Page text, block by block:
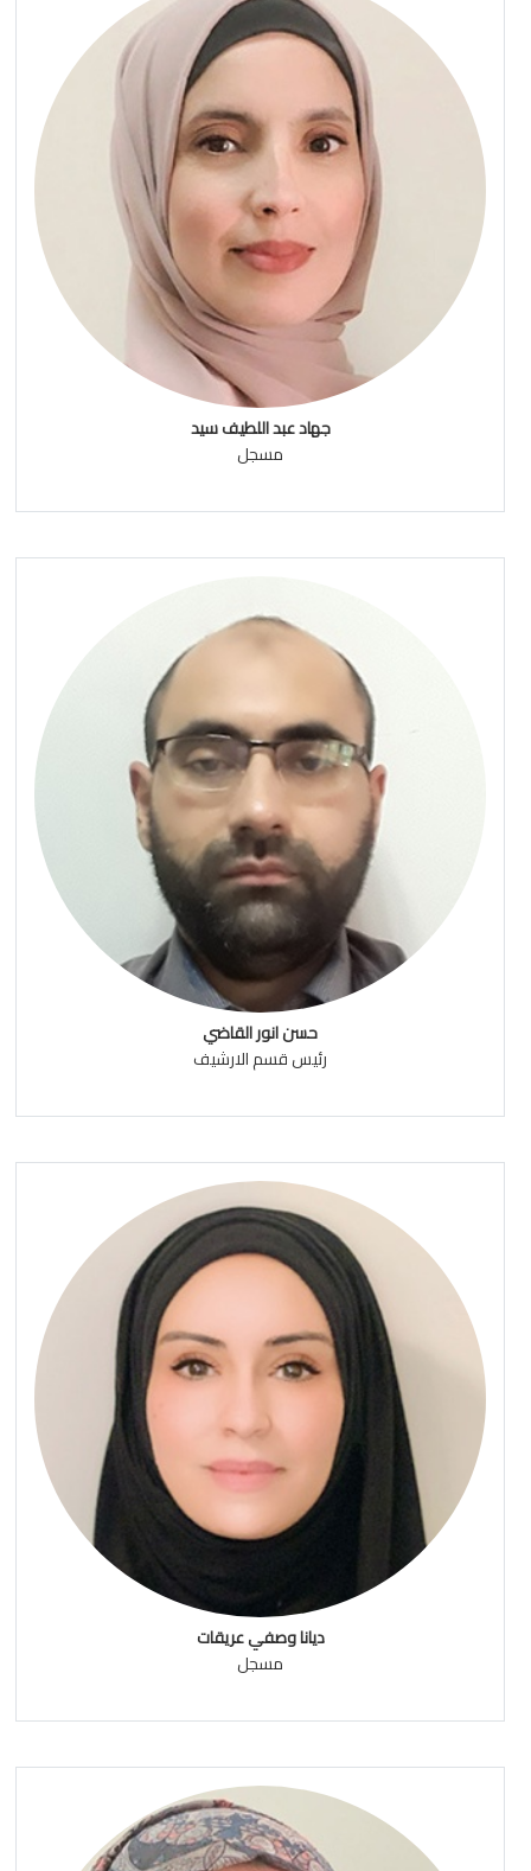
جهاد عبد اللطيف سيد
مسجل
حسن انور القاضي
رئيس قسم الارشيف
ديانا وصفي عريقات
مسجل